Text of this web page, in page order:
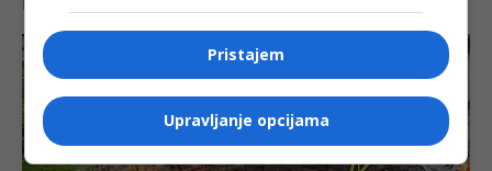
Pristajem
Upravljanje opcijama